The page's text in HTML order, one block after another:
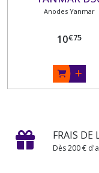
Anodes Yanmar
10€75
FRAIS DE
Dès 200 €